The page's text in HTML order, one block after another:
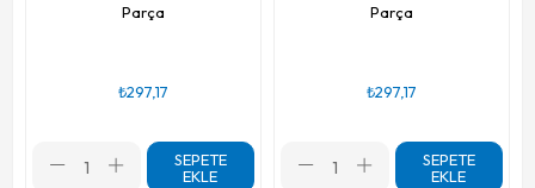
Parça
₺297,17
SEPETE
EKLE
Parça
₺297,17
SEPETE
EKLE